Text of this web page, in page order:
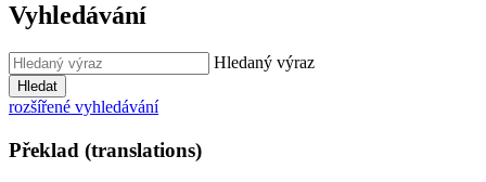
Vyhledávání
Hledaný výraz
Hledat
rozšířené vyhledávání
Překlad (translations)